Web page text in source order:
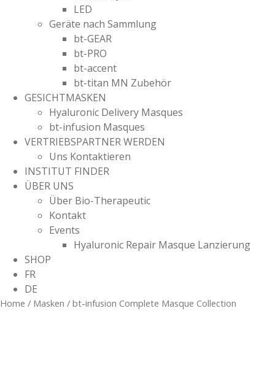
LED
Geräte nach Sammlung
bt-GEAR
bt-PRO
bt-accent
bt-titan MN Zubehör
GESICHTMASKEN
Hyaluronic Delivery Masques
bt-infusion Masques
VERTRIEBSPARTNER WERDEN
Uns Kontaktieren
INSTITUT FINDER
ÜBER UNS
Über Bio-Therapeutic
Kontakt
Events
Hyaluronic Repair Masque Lanzierung
SHOP
FR
DE
Home / Masken / bt-infusion Complete Masque Collection